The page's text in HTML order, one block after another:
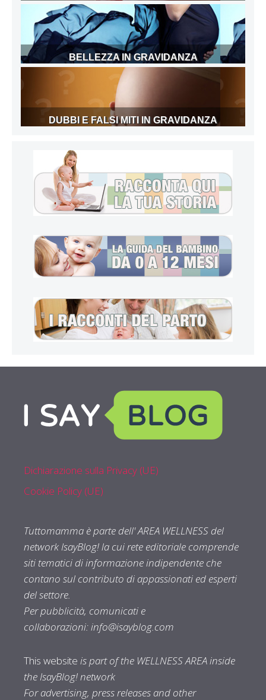
BELLEZZA IN GRAVIDANZA
DUBBI E FALSI MITI IN GRAVIDANZA
Dichiarazione sulla Privacy (UE)
Cookie Policy (UE)
Tuttomamma è parte dell' AREA WELLNESS del
network IsayBlog! la cui rete editoriale comprende
siti tematici di informazione indipendente che
contano sul contributo di appassionati ed esperti
del settore.
Per pubblicità, comunicati e
collaborazioni:info@isayblog.com
This website is part of the WELLNESS AREA inside
the IsayBlog! network
For advertising, press releases and other